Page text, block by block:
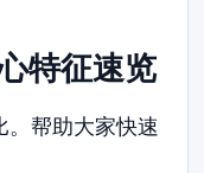
特征速览
。帮助大家快速